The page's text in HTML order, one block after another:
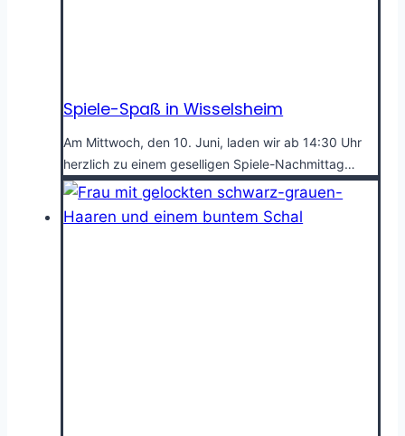
Spiele-Spaß in Wisselsheim
Am Mittwoch, den 10. Juni, laden wir ab 14:30 Uhr
herzlich zu einem geselligen Spiele-Nachmittag…